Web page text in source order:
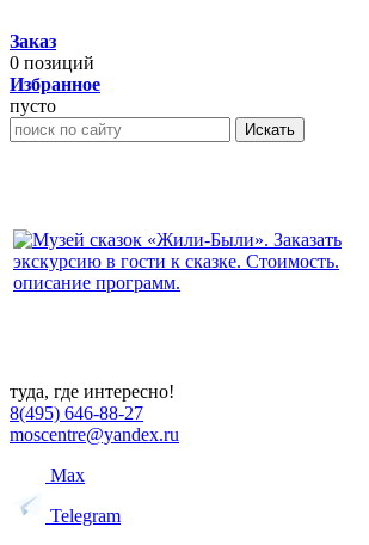
Заказ
0 позиций
Избранное
пусто
Искать
туда, где интересно!
8(495) 646-88-27
moscentre@yandex.ru
Max
Telegram